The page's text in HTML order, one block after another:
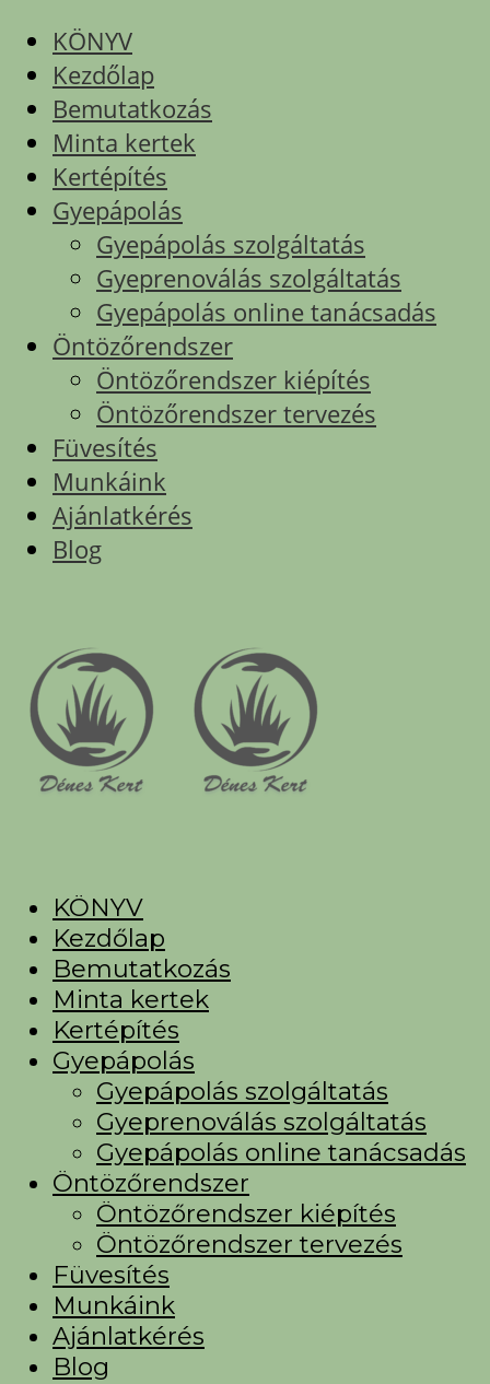
KÖNYV
Kezdőlap
Bemutatkozás
Minta kertek
Kertépítés
Gyepápolás
Gyepápolás szolgáltatás
Gyeprenoválás szolgáltatás
Gyepápolás online tanácsadás
Öntözőrendszer
Öntözőrendszer kiépítés
Öntözőrendszer tervezés
Füvesítés
Munkáink
Ajánlatkérés
Blog
KÖNYV
Kezdőlap
Bemutatkozás
Minta kertek
Kertépítés
Gyepápolás
Gyepápolás szolgáltatás
Gyeprenoválás szolgáltatás
Gyepápolás online tanácsadás
Öntözőrendszer
Öntözőrendszer kiépítés
Öntözőrendszer tervezés
Füvesítés
Munkáink
Ajánlatkérés
Blog